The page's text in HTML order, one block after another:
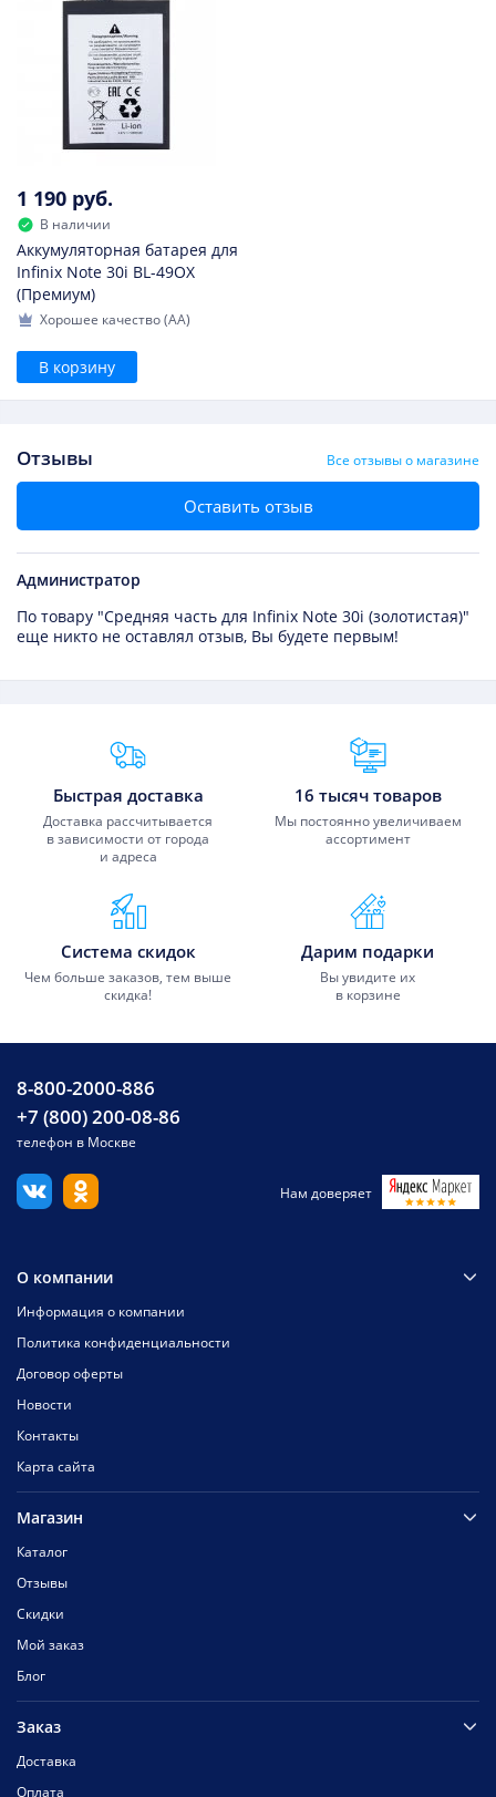
1 190 руб.
В наличии
Аккумуляторная батарея для
Infinix Note 30i BL-49OX
(Премиум)
Хорошее качество (AA)
В корзину
Отзывы Все отзывы о магазине
Оставить отзыв
Администратор
По товару "Средняя часть для Infinix Note 30i (золотистая)"
еще никто не оставлял отзыв, Вы будете первым!
Преимущества Fixmobile
Быстрая доставка
Доставка рассчитывается
в зависимости от города
и адреса
16 тысяч товаров
Мы постоянно увеличиваем
ассортимент
Система скидок
Чем больше заказов, тем выше
скидка!
Дарим подарки
Вы увидите их
в корзине
8-800-2000-886
+7 (800) 200-08-86
телефон в Москве
Нам доверяет
О компании
Информация о компании
Политика конфиденциальности
Договор оферты
Новости
Контакты
Карта сайта
Магазин
Каталог
Отзывы
Скидки
Мой заказ
Блог
Заказ
Доставка
Оплата